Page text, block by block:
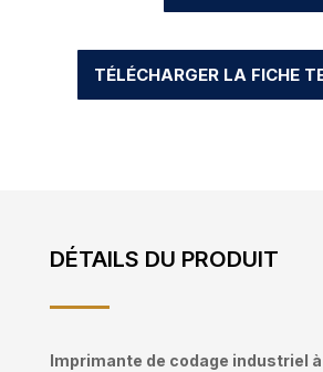
TÉLÉCHARGER LA FICHE
DÉTAILS DU PRODUIT
Imprimante de codage industriel à